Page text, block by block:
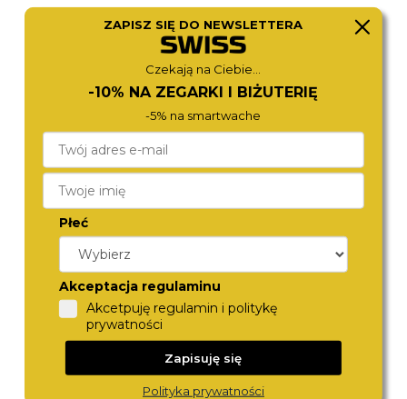
CITIZEN
CB5925-82X
2 390,-
ROAMER
1 890,-
ZAPISZ SIĘ DO NEWSLETTERA
Czekają na Ciebie...
-10% NA ZEGARKI I BIŻUTERIĘ
-5% na smartwache
Płeć
Akceptacja regulaminu
Akcetpuję regulamin i politykę
prywatności
Zapisuję się
Polityka prywatności